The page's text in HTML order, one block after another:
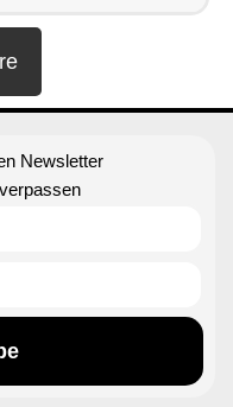
Newsletter